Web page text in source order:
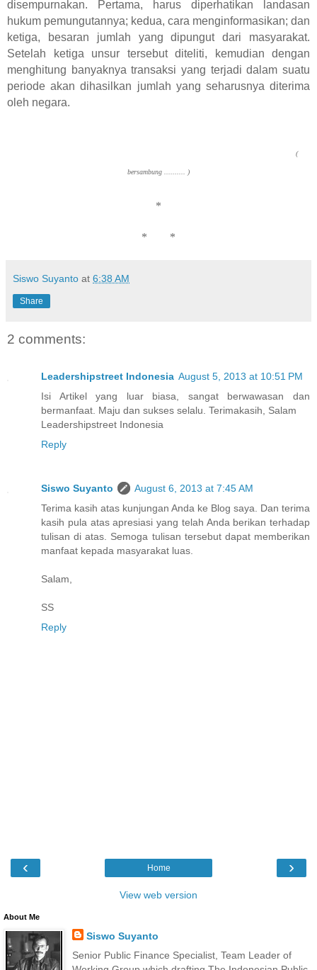
disempurnakan. Pertama, harus diperhatikan landasan
hukum pemungutannya; kedua, cara menginformasikan; dan
ketiga, besaran jumlah yang dipungut dari masyarakat.
Setelah ketiga unsur tersebut diteliti, kemudian dengan
menghitung banyaknya transaksi yang terjadi dalam suatu
periode akan dihasilkan jumlah yang seharusnya diterima
oleh negara.
(
bersambung .......... )
*
* *
Siswo Suyanto at 6:38 AM
Share
2 comments:
Leadershipstreet Indonesia August 5, 2013 at 10:51 PM
Isi Artikel yang luar biasa, sangat berwawasan dan
bermanfaat. Maju dan sukses selalu. Terimakasih, Salam
Leadershipstreet Indonesia
Reply
Siswo Suyanto
August 6, 2013 at 7:45 AM
Terima kasih atas kunjungan Anda ke Blog saya. Dan terima
kasih pula atas apresiasi yang telah Anda berikan terhadap
tulisan di atas. Semoga tulisan tersebut dapat memberikan
manfaat kepada masyarakat luas.
Salam,
SS
Reply
‹ ›
Home
View web version
About Me
Siswo Suyanto
Senior Public Finance Specialist, Team Leader of